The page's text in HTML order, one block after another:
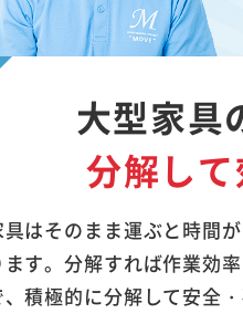
大型家具
分解し
はそのまま運ぶと時間
す。分解すれば作業効
積極的に分解して安全・